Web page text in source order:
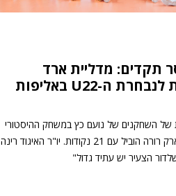
תקדים: מדליית ארד
היסטורית לנבחרת ה-U22 באליפות
של השחקנים של נועם כץ במשחק ההיסטורי
בפורטוגל. מארק רורה הוביל עם 21 נקודות. יו"ר האיגוד רינה
הצעיר יש עתיד גדול"